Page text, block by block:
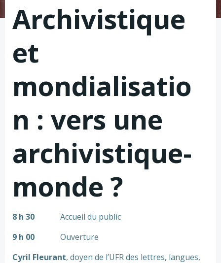
Archivistique
et
mondialisatio
n : vers une
archivistique-
monde ?
8 h 30 Accueil du public
9 h 00 Ouverture
Cyril Fleurant, doyen de l’UFR des lettres, langues,